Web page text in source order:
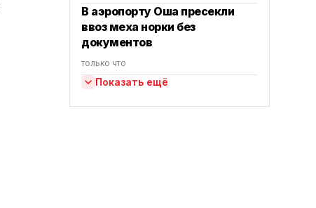
В аэропорту Оша пресекли
ввоз меха норки без
документов
только что
Показать ещё